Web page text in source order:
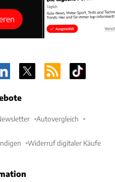
Autovergleich
Widerruf digitaler Käufe